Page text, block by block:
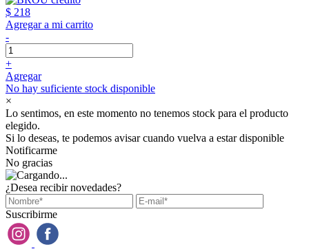
$ 218
Agregar a mi carrito
-
+
Agregar
No hay suficiente stock disponible
×
Lo sentimos, en este momento no tenemos stock para el producto
elegido.
Si lo deseas, te podemos avisar cuando vuelva a estar disponible
Notificarme
No gracias
¿Desea recibir novedades?
Suscribirme